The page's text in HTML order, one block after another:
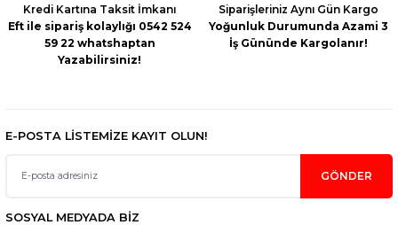
Kredi Kartına Taksit İmkanı
Eft ile sipariş kolaylığı 0542 524
59 22 whatshaptan
Yazabilirsiniz!
Siparişleriniz Aynı Gün Kargo
Yoğunluk Durumunda Azami 3
İş Gününde Kargolanır!
E-POSTA LİSTEMİZE KAYIT OLUN!
GÖNDER
SOSYAL MEDYADA BİZ